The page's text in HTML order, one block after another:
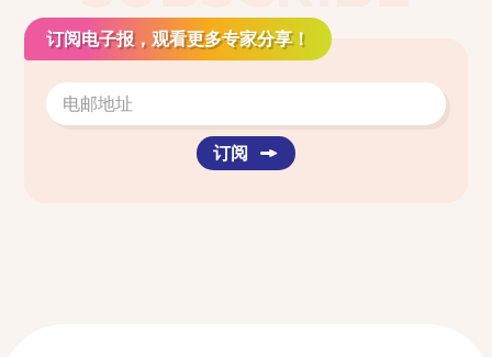
订阅电子报，观看更多专家分享！
订阅